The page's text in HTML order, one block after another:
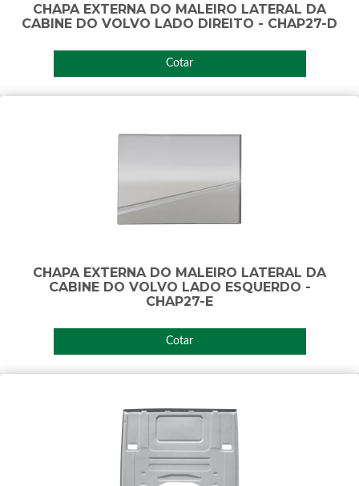
CHAPA EXTERNA DO MALEIRO LATERAL DA
CABINE DO VOLVO LADO DIREITO - CHAP27-D
Cotar
CHAPA EXTERNA DO MALEIRO LATERAL DA
CABINE DO VOLVO LADO ESQUERDO -
CHAP27-E
Cotar